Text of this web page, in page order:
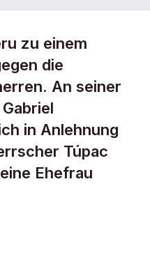
zu einem
die
An seiner
in Anlehnung
Túpac
Ehefrau